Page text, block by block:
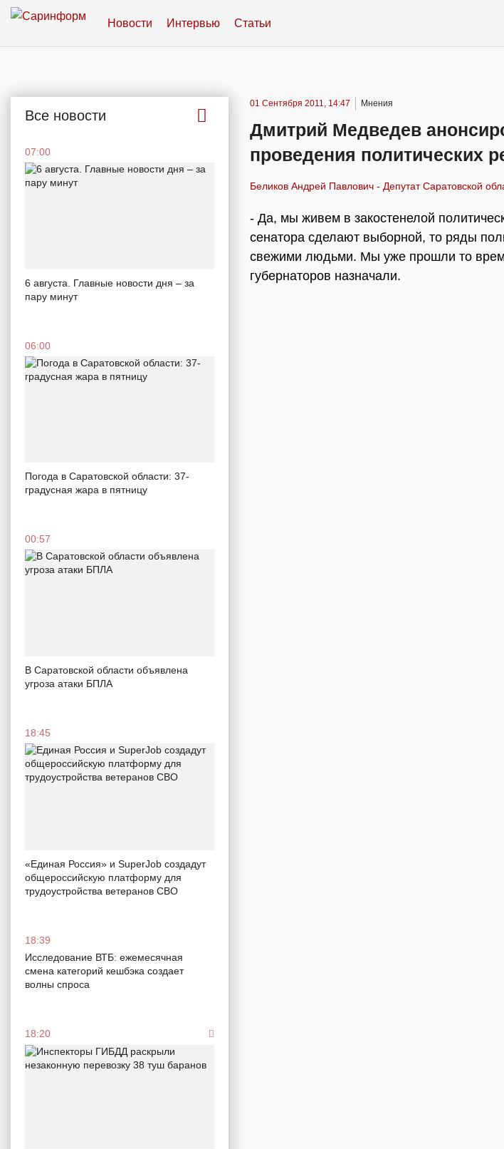
Новости Интервью Статьи
Все новости
07:00
6 августа. Главные новости дня – за
пару минут
06:00
Погода в Саратовской области: 37-
градусная жара в пятницу
00:57
В Саратовской области объявлена
угроза атаки БПЛА
18:45
«Единая Россия» и SuperJob создадут
общероссийскую платформу для
трудоустройства ветеранов СВО
18:39
Исследование ВТБ: ежемесячная
смена категорий кешбэка создает
волны спроса
18:20
01 Сентября 2011, 14:47 Мнения
Дмитрий Медведев
проведения политических
Беликов Андрей Павлович - Депутат Саратовской
- Да, мы живем в закостенелой
сенатора сделают выборной, то ряды
свежими людьми. Мы уже прошли то
губернаторов назначали.